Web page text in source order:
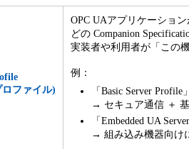
ファイル)
OPC UAアプリケーショ
どの Companion
実装者や利用者が「この
例：
「Basic Server Profile
→ セキュア通信 ＋
「Embedded UA
→ 組み込み機器向け